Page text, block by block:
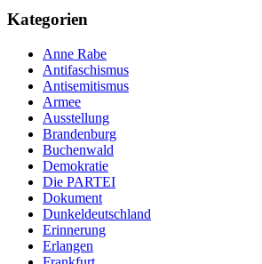
Kategorien
Anne Rabe
Antifaschismus
Antisemitismus
Armee
Ausstellung
Brandenburg
Buchenwald
Demokratie
Die PARTEI
Dokument
Dunkeldeutschland
Erinnerung
Erlangen